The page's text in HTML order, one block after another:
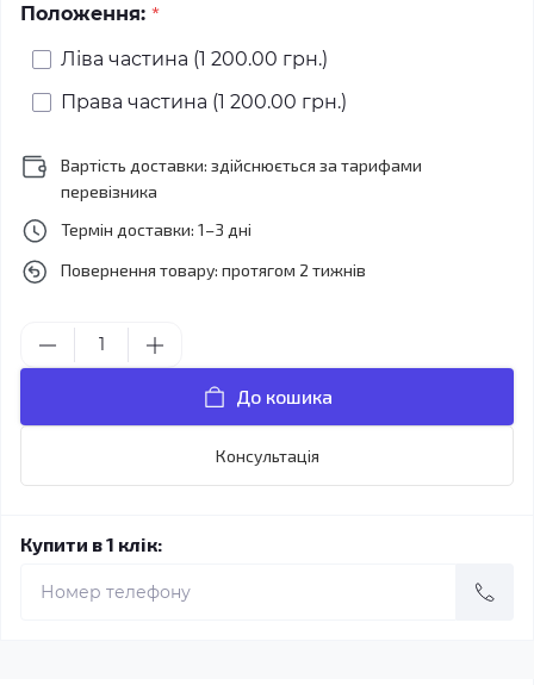
Положення: *
Ліва частина (1 200.00 грн.)
Права частина (1 200.00 грн.)
Вартість доставки: здійснюється за тарифами
перевізника
Термін доставки: 1–3 дні
Повернення товару: протягом 2 тижнів
До кошика
Консультація
Купити в 1 клік: